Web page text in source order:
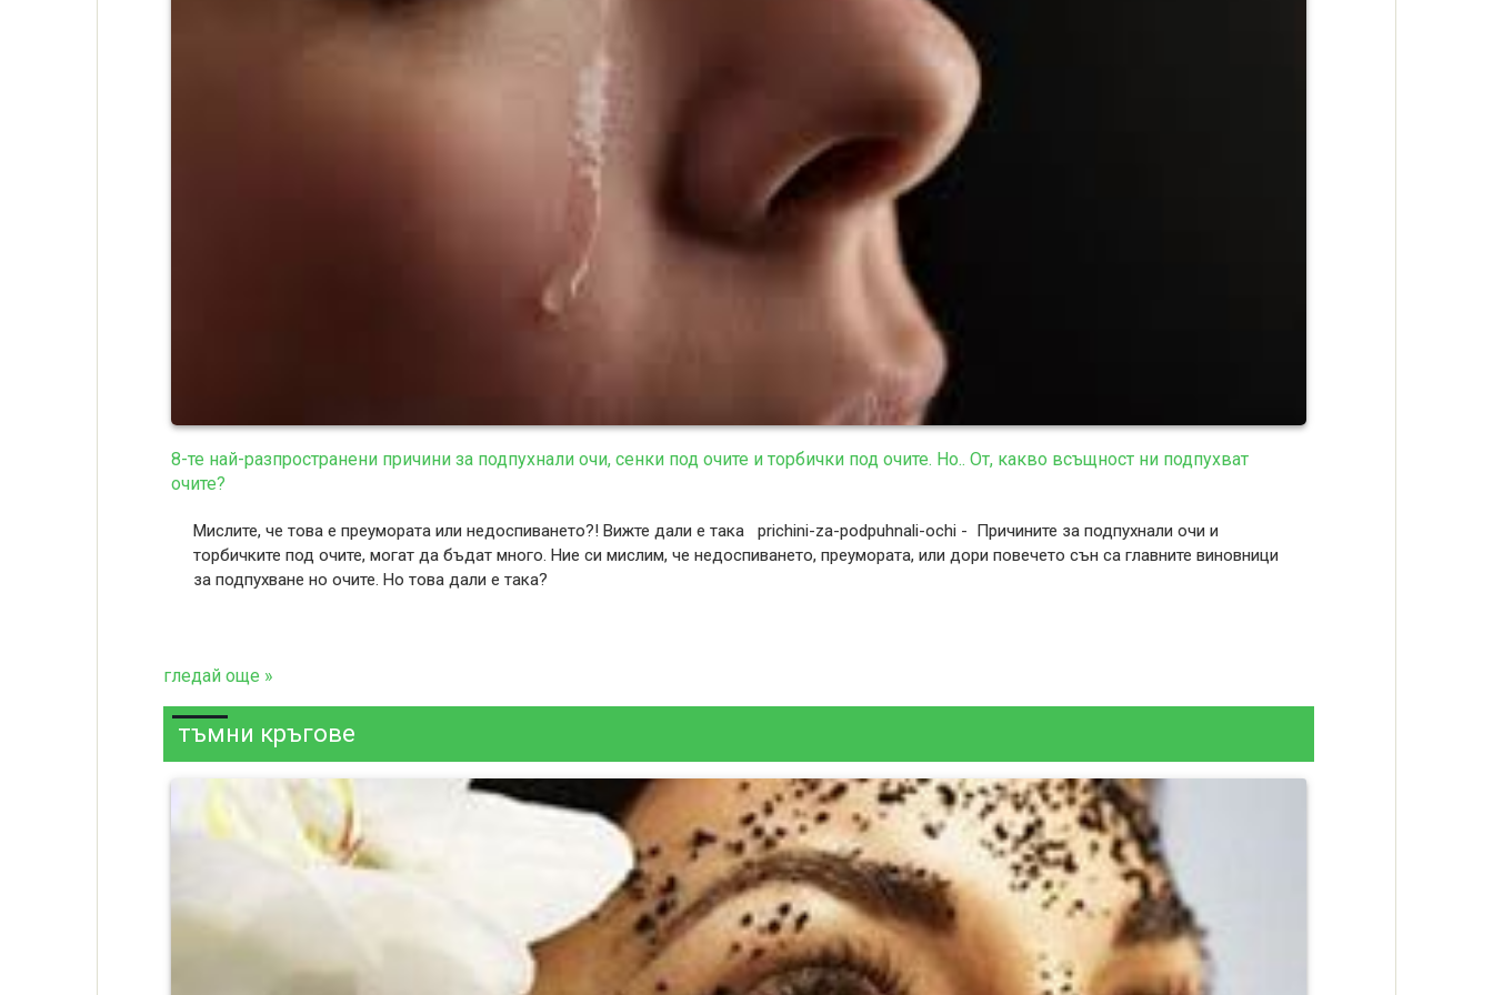
8-те най-разпространени причини за подпухнали очи, сенки под очите и торбички под очите. Но.. От, какво всъщност ни подпухват
очите?
Мислите, че това е преумората или недоспиването?! Вижте дали е така prichini-za-podpuhnali-ochi - Причините за подпухнали очи и
торбичките под очите, могат да бъдат много. Ние си мислим, че недоспиването, преумората, или дори повечето сън са главните виновници
за подпухване но очите. Но това дали е така?
гледай още »
тъмни кръгове